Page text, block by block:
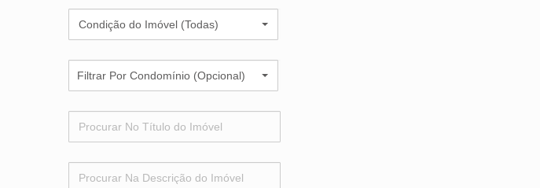
Condição do Imóvel (Todas)
Filtrar Por Condomínio (Opcional)